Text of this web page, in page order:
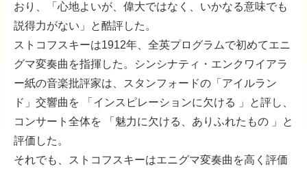
おり、「心地よいが、偉大ではなく、いかなる意味でも
説得力がない」と酷評した。
ストコフスキーは1912年、全英プログラムで初めてエニ
グマ変奏曲を指揮した。シンシナティ・エンクワイアラ
ー紙の音楽批評家は、スタンフォードの「アイルラン
ド」交響曲を 「インスピレーションに欠ける 」と評し、
コンサート全体を 「魅力に欠ける、ありふれたもの 」と
評価した。
それでも、ストコフスキーはエニグマ変奏曲を高く評価